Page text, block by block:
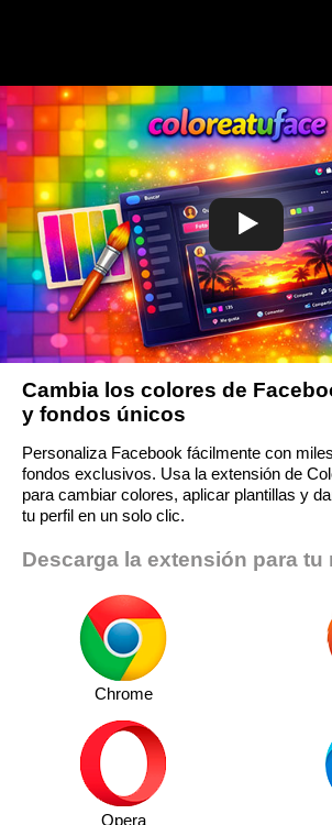
Cambia los colores de
y fondos únicos
Personaliza Facebook fácilmente con
fondos exclusivos. Usa la extensión de
para cambiar colores, aplicar plantillas y
tu perfil en un solo clic.
Descarga la extensión para tu
Chrome
Opera